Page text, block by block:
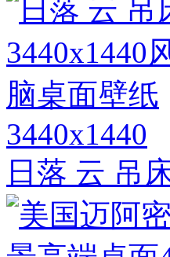
3440x1440
日落 云 吊